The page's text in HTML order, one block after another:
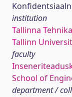
institution
Tallinna
Tallinn
faculty
School of
department /